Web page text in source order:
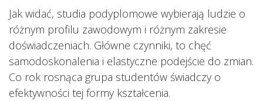
Jak widać, studia podyplomowe wybierają ludzie o
różnym profilu zawodowym i różnym zakresie
doświadczeniach. Główne czynniki, to chęć
samodoskonalenia i elastyczne podejście do zmian.
Co rok rosnąca grupa studentów świadczy o
efektywności tej formy kształcenia.